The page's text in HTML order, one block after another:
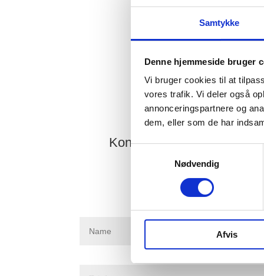
Samtykke
Denne hjemmeside bruger
Vi bruger cookies til at
vores trafik. Vi deler også
annonceringspartnere og
dem, eller som de har
Samtykkevalg
Nødvendig
Afvis
Kontaktieren Sie uns über